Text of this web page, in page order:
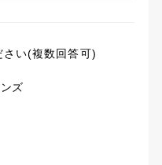
い(複数回答可)
ズ